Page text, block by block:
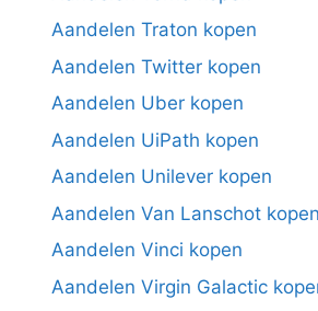
Aandelen Traton kopen
Aandelen Twitter kopen
Aandelen Uber kopen
Aandelen UiPath kopen
Aandelen Unilever kopen
Aandelen Van Lanschot kopen
Aandelen Vinci kopen
Aandelen Virgin Galactic